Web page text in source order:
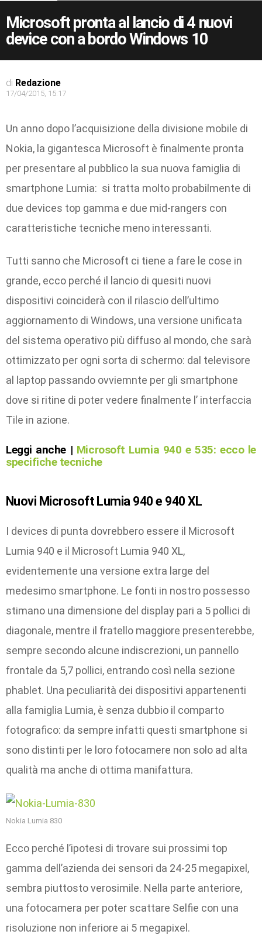
Microsoft pronta al lancio di 4 nuovi
device con a bordo Windows 10
di Redazione
17/04/2015, 15:17
Un anno dopo l’acquisizione della divisione mobile di
Nokia, la gigantesca Microsoft è finalmente pronta
per presentare al pubblico la sua nuova famiglia di
smartphone Lumia: si tratta molto probabilmente di
due devices top gamma e due mid-rangers con
caratteristiche tecniche meno interessanti.
Tutti sanno che Microsoft ci tiene a fare le cose in
grande, ecco perché il lancio di quesiti nuovi
dispositivi coinciderà con il rilascio dell’ultimo
aggiornamento di Windows, una versione unificata
del sistema operativo più diffuso al mondo, che sarà
ottimizzato per ogni sorta di schermo: dal televisore
al laptop passando ovviemnte per gli smartphone
dove si ritine di poter vedere finalmente l’ interfaccia
Tile in azione.
Leggi anche | Microsoft Lumia 940 e 535: ecco le
specifiche tecniche
Nuovi Microsoft Lumia 940 e 940 XL
I devices di punta dovrebbero essere il Microsoft
Lumia 940 e il Microsoft Lumia 940 XL,
evidentemente una versione extra large del
medesimo smartphone. Le fonti in nostro possesso
stimano una dimensione del display pari a 5 pollici di
diagonale, mentre il fratello maggiore presenterebbe,
sempre secondo alcune indiscrezioni, un pannello
frontale da 5,7 pollici, entrando così nella sezione
phablet. Una peculiarità dei dispositivi appartenenti
alla famiglia Lumia, è senza dubbio il comparto
fotografico: da sempre infatti questi smartphone si
sono distinti per le loro fotocamere non solo ad alta
qualità ma anche di ottima manifattura.
Nokia Lumia 830
Ecco perché l’ipotesi di trovare sui prossimi top
gamma dell’azienda dei sensori da 24-25 megapixel,
sembra piuttosto verosimile. Nella parte anteriore,
una fotocamera per poter scattare Selfie con una
risoluzione non inferiore ai 5 megapixel.